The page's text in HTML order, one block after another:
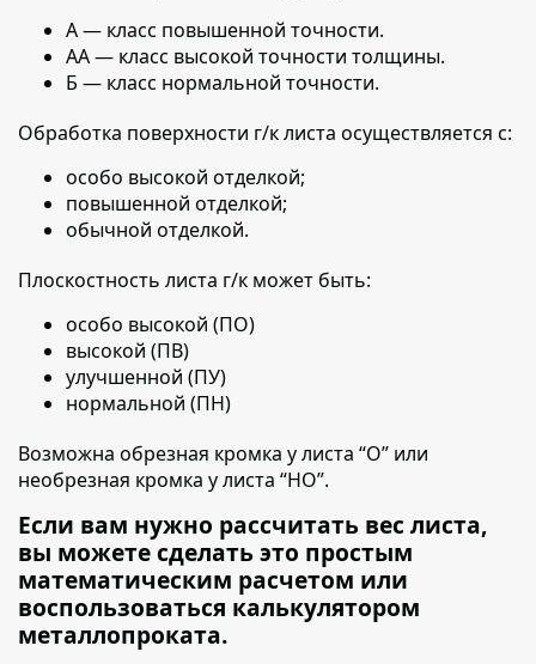
А — класс повышенной точности.
АА — класс высокой точности толщины.
Б — класс нормальной точности.
Обработка поверхности г/к листа осуществляется с:
особо высокой отделкой;
повышенной отделкой;
обычной отделкой.
Плоскостность листа г/к может быть:
особо высокой (ПО)
высокой (ПВ)
улучшенной (ПУ)
нормальной (ПН)
Возможна обрезная кромка у листа “О” или
необрезная кромка у листа “НО”.
Если вам нужно рассчитать вес листа,
вы можете сделать это простым
математическим расчетом или
воспользоваться калькулятором
металлопроката.